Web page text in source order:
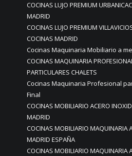
COCINAS LUJO PREMIUM
MADRID
COCINAS LUJO PREMIUM
COCINAS MADRID
Cocinas Maquinaria Mobiliario a
COCINAS MAQUINARIA
PARTICULARES CHALETS
Cocinas Maquinaria Profesional
Final
COCINAS MOBILIARIO ACERO
MADRID
COCINAS MOBILIARIO MAQUINARIA
MADRID ESPAÑA
COCINAS MOBILIARIO MAQUINARIA